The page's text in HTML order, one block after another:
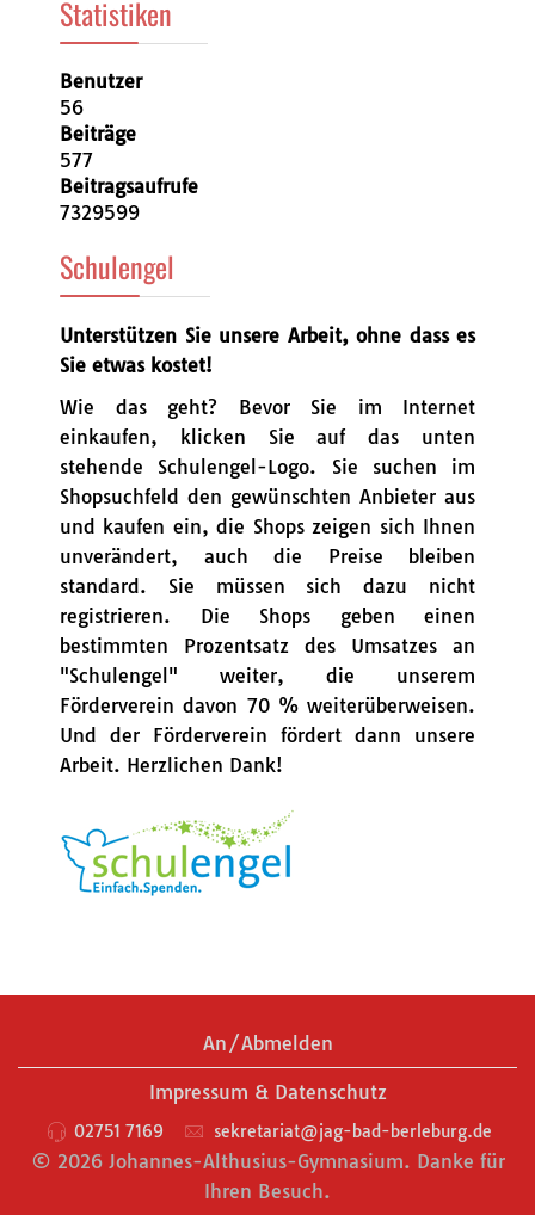
Statistiken
Benutzer
56
Beiträge
577
Beitragsaufrufe
7329599
Schulengel
Unterstützen Sie unsere Arbeit, ohne dass es
Sie etwas kostet!
Wie das geht? Bevor Sie im Internet
einkaufen, klicken Sie auf das unten
stehende Schulengel-Logo. Sie suchen im
Shopsuchfeld den gewünschten Anbieter aus
und kaufen ein, die Shops zeigen sich Ihnen
unverändert, auch die Preise bleiben
standard. Sie müssen sich dazu nicht
registrieren. Die Shops geben einen
bestimmten Prozentsatz des Umsatzes an
"Schulengel" weiter, die unserem
Förderverein davon 70 % weiterüberweisen.
Und der Förderverein fördert dann unsere
Arbeit. Herzlichen Dank!
An/Abmelden
Impressum & Datenschutz
02751 7169 sekretariat@jag-bad-berleburg.de
© 2026 Johannes-Althusius-Gymnasium. Danke für
Ihren Besuch.